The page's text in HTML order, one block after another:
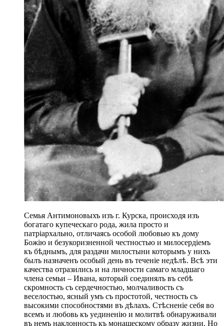
Семья Антимоновыхъ изъ г. Курска, происходя изъ
богатаго купеческаго рода, жила просто и
патріархально, отличаясь особой любовью къ дому
Божію и безукоризненной честностью и милосердіемъ
къ бѣднымъ, для раздачи милостыни которымъ у нихъ
былъ назначенъ особый день въ теченіе недѣлѣ. Всѣ эти
качества отразились и на личности самаго младшаго
члена семьи – Ивана, который соединялъ въ себѣ
скромность съ сердечностью, молчаливость съ
веселостью, ясный умъ съ простотой, честность съ
высокими способностями въ дѣлахъ. Стѣсненіе себя во
всемъ и любовь къ уединенію и молитвѣ обнаруживали
въ немъ наклонность къ монашескому образу жизни. Но